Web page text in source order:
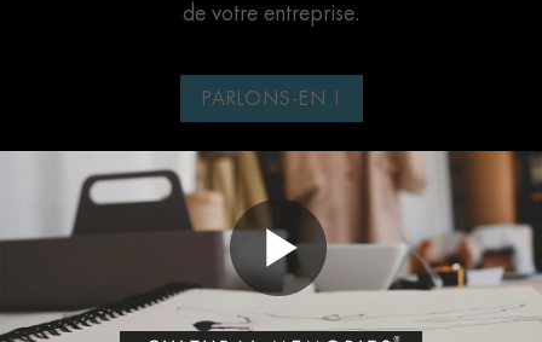
de votre entreprise.
PARLONS-EN !